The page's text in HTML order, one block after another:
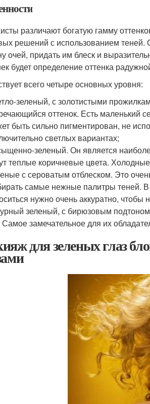
различают богатую гамму
решений с использованием теней.
очей, придать им блеск и
будет определение оттенка
всего четыре основных уровня:
зеленый, с золотистыми
оттенок. Есть маленький
быть сильно пигментирован, не
светлых вариантах;
зеленый. Он является
теплые коричневые цвета.
с сероватым отблеском. Это
самые нежные палитры теней.
нужно очень аккуратно, чтобы
зеленый, с бирюзовым
Самое замечательное для их
для зеленых глаз